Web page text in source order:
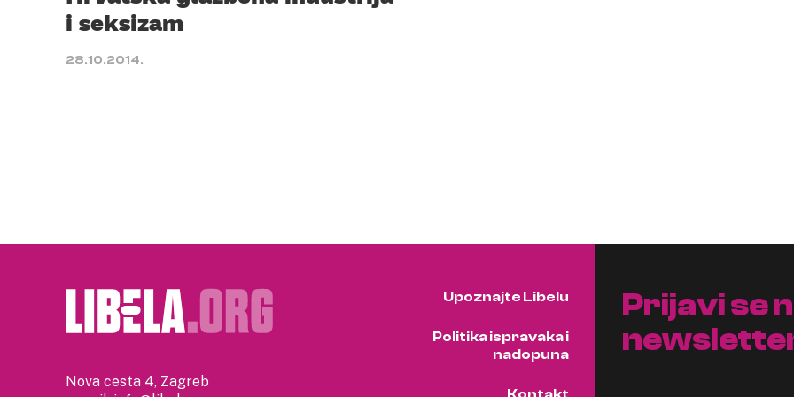
i seksizam
28.10.2014.
Nova cesta 4, Zagreb
Upoznajte Libelu
Politika ispravaka i
nadopuna
Prijavi se